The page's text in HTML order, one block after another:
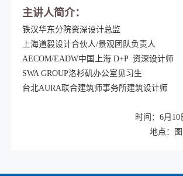
主讲人简介：
铁汉华东分院资深设计总监
上海道毅设计合伙人/景观团队负责人
AECOM/EADW中国上海D+P 资深设计师
SWA GROUP洛杉矶办公室 见习生
台北AURA联合建筑师事务所建筑设计师
时间：6月 10
地点：